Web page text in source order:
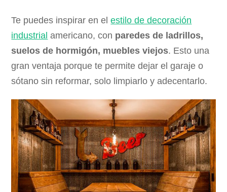
Te puedes inspirar en elestilo de decoración
industrial americano, con paredes de ladrillos,
suelos de hormigón, muebles viejos. Esto una
gran ventaja porque te permite dejar el garaje o
sótano sin reformar, solo limpiarlo y adecentarlo.